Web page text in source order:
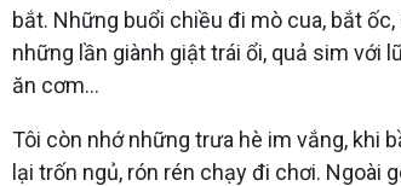
bắt. Những buổi chiều đi mò cua, bắt
những lần giành giật trái ổi, quả sim với
ăn cơm…
Tôi còn nhớ những trưa hè im vắng, khi
lại trốn ngủ, rón rén chạy đi chơi. Ngoài